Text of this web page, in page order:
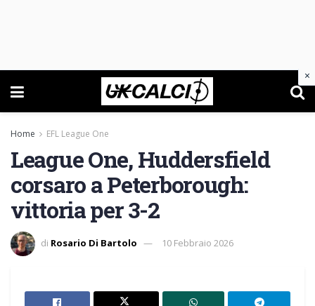
Home EFL League One
League One, Huddersfield
corsaro a Peterborough:
vittoria per 3-2
di Rosario Di Bartolo 10 Febbraio 2026
×